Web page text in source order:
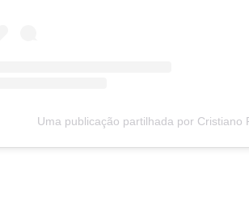
Uma publicação partilhada por Cristiano